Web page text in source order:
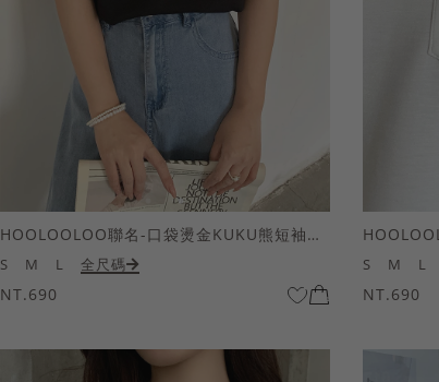
HOOLOOLOO聯名-口袋燙金KUKU熊短袖上衣
S M L 全尺碼
NT.690
S M L
NT.690